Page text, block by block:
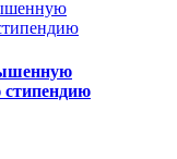
стипендию